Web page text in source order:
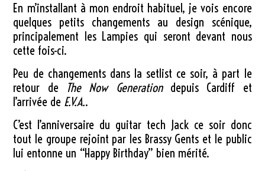
En m’installant à mon endroit habituel, je vois encore
quelques petits changements au design scénique,
principalement les Lampies qui seront devant nous
cette fois-ci.
Peu de changements dans la setlist ce soir, à part le
retour de The Now Generationdepuis Cardiff et
l’arrivée de E.V.A..
C’est l’anniversaire du guitar tech Jack ce soir donc
tout le groupe rejoint par les Brassy Gents et le public
lui entonne un “Happy Birthday” bien mérité.